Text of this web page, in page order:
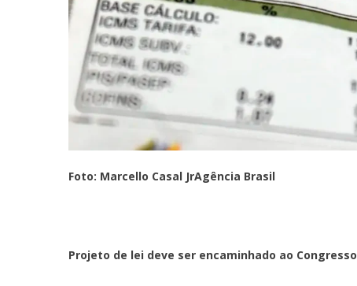
Foto: Marcello Casal JrAgência Brasil
Projeto de lei deve ser encaminhado ao Congresso